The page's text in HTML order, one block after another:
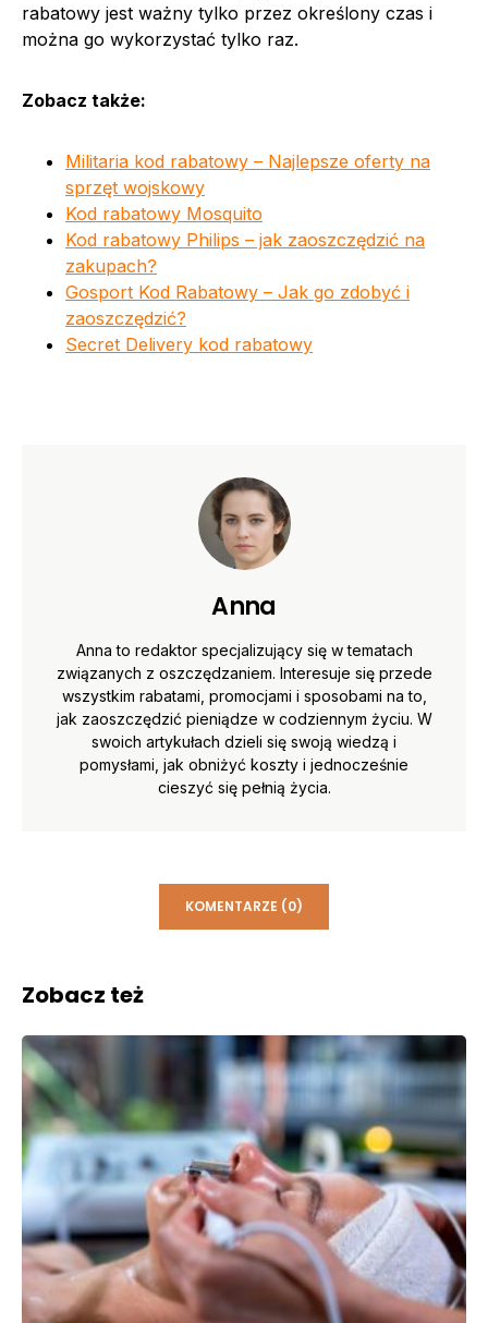
rabatowy jest ważny tylko przez określony czas i
można go wykorzystać tylko raz.
Zobacz także:
Militaria kod rabatowy – Najlepsze oferty na
sprzęt wojskowy
Kod rabatowy Mosquito
Kod rabatowy Philips – jak zaoszczędzić na
zakupach?
Gosport Kod Rabatowy – Jak go zdobyć i
zaoszczędzić?
Secret Delivery kod rabatowy
Anna
Anna to redaktor specjalizujący się w tematach
związanych z oszczędzaniem. Interesuje się przede
wszystkim rabatami, promocjami i sposobami na to,
jak zaoszczędzić pieniądze w codziennym życiu. W
swoich artykułach dzieli się swoją wiedzą i
pomysłami, jak obniżyć koszty i jednocześnie
cieszyć się pełnią życia.
KOMENTARZE (0)
Zobacz też